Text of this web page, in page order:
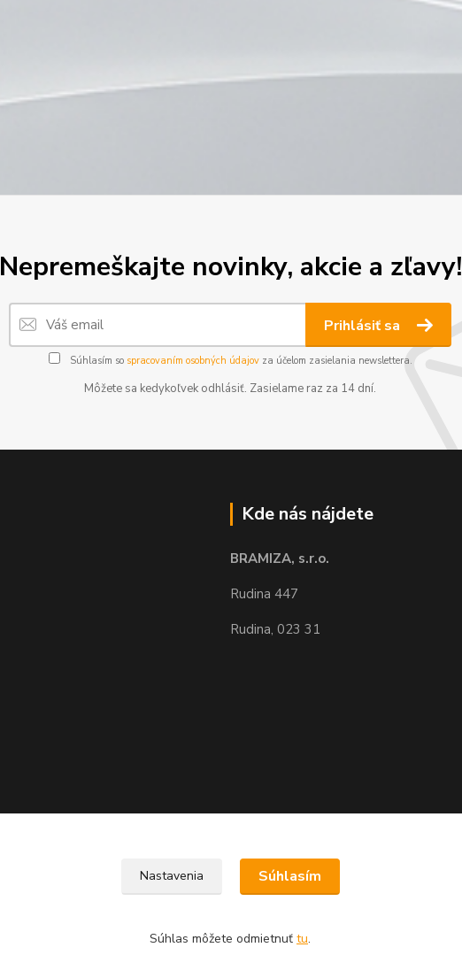
Nepremeškajte novinky, akcie a zľavy!
Prihlásiť sa
Súhlasím so spracovaním osobných údajovza účelom zasielania newslettera.
Môžete sa kedykoľvek odhlásiť. Zasielame raz za 14 dní.
Kde nás nájdete
BRAMIZA, s.r.o.
Rudina 447
Rudina, 023 31
Upravit sběr cookies.
Nastavenia Súhlasím
Súhlas môžete odmietnuť tu.